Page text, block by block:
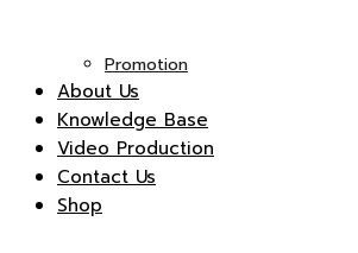
Promotion
About Us
Knowledge Base
Video Production
Contact Us
Shop